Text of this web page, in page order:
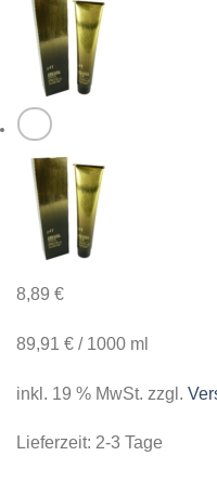
8,89 €
89,91 € / 1000 ml
inkl. 19 % MwSt. zzgl.
Lieferzeit: 2-3 Tage